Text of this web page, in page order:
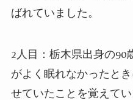
ばれていました。
2 人目：栃木県出身の90
がよく眠れなかったと
せていたことを覚えて